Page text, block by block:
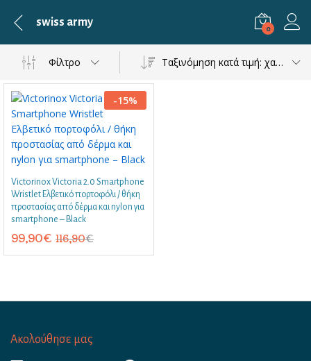
swiss army 0
Φίλτρο Ταξινόμηση κατά τιμή: χαμηλή προς υψηλή
-15%
Victorinox Victoria 2.0 Smartphone
Wristlet Ελβετικό πορτοφόλι / θήκη
προστασίας από δέρμα και nylon για
smartphone – Black
99,90€ 116,90€
Ακολούθησε μας